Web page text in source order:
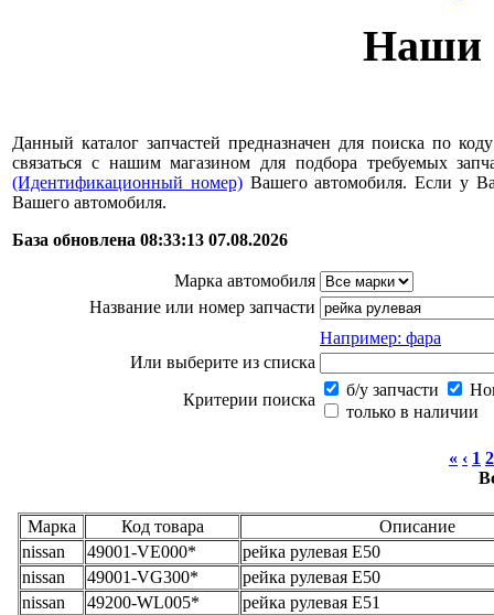
Наши
Данный каталог запчастей предназначен для поиска по
связаться с нашим магазином для подбора требуемых
(Идентификационный номер)Вашего автомобиля. Если у
Вашего автомобиля.
База обновлена 08:33:13 07.08.2026
Марка автомобиля
Название или номер запчасти
Например: фара
Или выберите из списка
Критерии поиска
б/у запчасти
только в наличии
« ‹ 1 2
Марка Код товара
Описание
nissan
49001-VE000*
рейка рулевая E50
nissan
49001-VG300*
рейка рулевая E50
nissan
49200-WL005*
рейка рулевая E51